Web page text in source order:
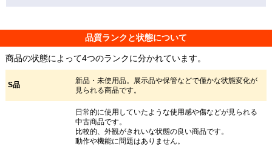
品質ランクと状態について
商品の状態によって4つのランクに分かれています。
S品
新品・未使用品。展示品や保管などで僅かな状態変化が
見られる商品です。
日常的に使用していたような使用感や傷などが見られる
中古商品です。
比較的、外観がきれいな状態の良い商品です。
動作や機能に問題はありません。